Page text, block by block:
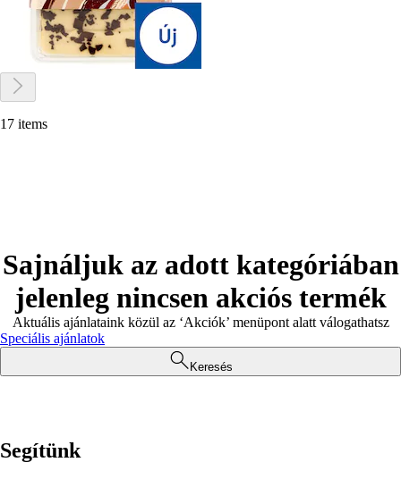
17 items
Sajnáljuk az adott kategóriában
jelenleg nincsen akciós termék
Aktuális ajánlataink közül az ‘Akciók’ menüpont alatt válogathatsz
Speciális ajánlatok
Keresés
Segítünk